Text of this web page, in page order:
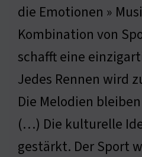
die Emotionen »
Kombination von
schafft eine
Jedes Rennen wird
Die Melodien
(…) Die kulturelle
gestärkt. Der Sport